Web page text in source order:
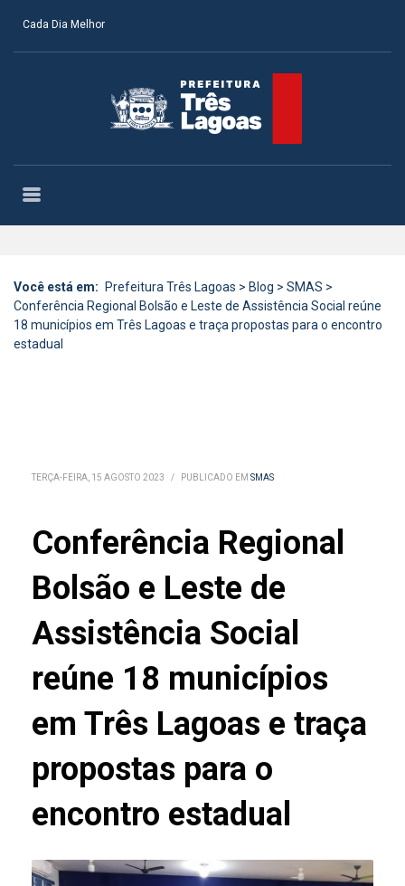
Cada Dia Melhor
Você está em: Prefeitura Três Lagoas > Blog > SMAS >
Conferência Regional Bolsão e Leste de Assistência Social reúne
18 municípios em Três Lagoas e traça propostas para o encontro
estadual
TERÇA-FEIRA, 15 AGOSTO 2023 / PUBLICADO EM SMAS
Conferência Regional
Bolsão e Leste de
Assistência Social
reúne 18 municípios
em Três Lagoas e traça
propostas para o
encontro estadual